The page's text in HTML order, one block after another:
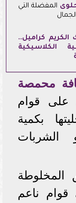
المفضلة التي
الكريم كراميل..
الكلاسيكية
محمصة
قوام
بكمية
الشربات
المخلوطة
قوام ناعم